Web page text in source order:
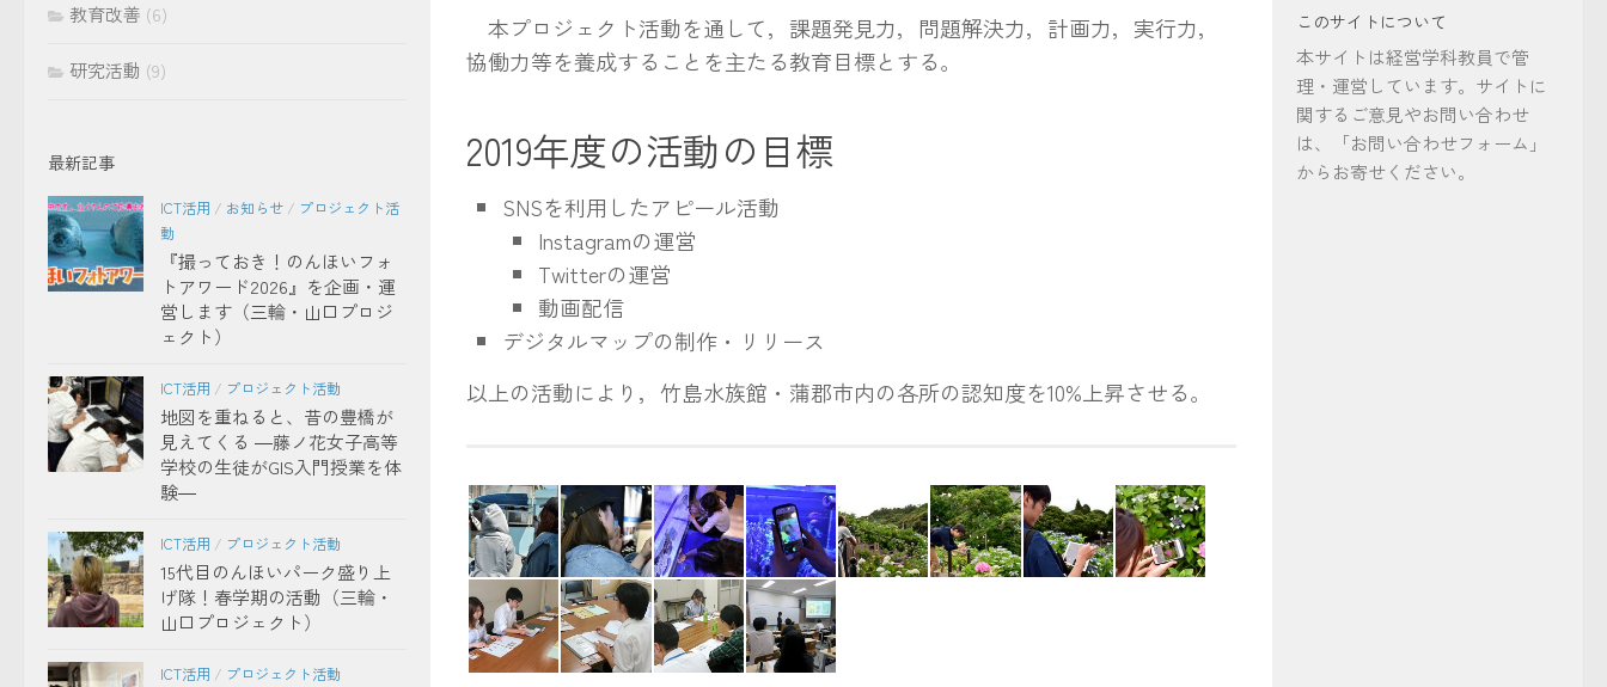
本プロジェクト活動を通して，課題発見力，問題解決力，計画力，実行力，
協働力等を養成することを主たる教育目標とする。
2019年度の活動の目標
SNSを利用したアピール活動
Instagramの運営
Twitterの運営
動画配信
デジタルマップの制作・リリース
以上の活動により，竹島水族館・蒲郡市内の各所の認知度を10%上昇させる。
教育改善 (6)
研究活動 (9)
最新記事
ICT活用 / お知らせ / プロジェクト活
動
『撮っておき！のんほいフォ
トアワード2026』を企画・運
営します（三輪・山口プロジ
ェクト）
ICT活用 / プロジェクト活動
地図を重ねると、昔の豊橋が
見えてくる ―藤ノ花女子高等
学校の生徒がGIS入門授業を体
験―
ICT活用 / プロジェクト活動
15代目のんほいパーク盛り上
げ隊！春学期の活動（三輪・
山口プロジェクト）
ICT活用 / プロジェクト活動
このサイトについて
本サイトは経営学科教員で管
理・運営しています。サイトに
関するご意見やお問い合わせ
は、「お問い合わせフォーム」
からお寄せください。